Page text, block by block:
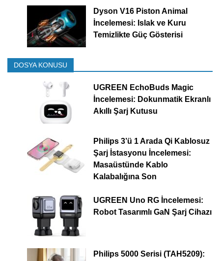
Dyson V16 Piston Animal
İncelemesi: Islak ve Kuru
Temizlikte Güç Gösterisi
DOSYA KONUSU
UGREEN EchoBuds Magic
İncelemesi: Dokunmatik Ekranlı
Akıllı Şarj Kutusu
Philips 3’ü 1 Arada Qi Kablosuz
Şarj İstasyonu İncelemesi:
Masaüstünde Kablo
Kalabalığına Son
UGREEN Uno RG İncelemesi:
Robot Tasarımlı GaN Şarj Cihazı
Philips 5000 Serisi (TAH5209):